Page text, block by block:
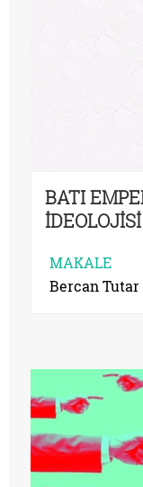
BATI
MAKALE
Bercan Tutar